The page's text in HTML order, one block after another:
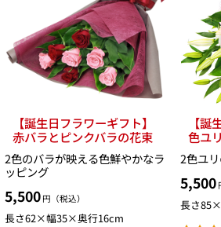
【誕生日フラワーギフト】
赤バラとピンクバラの花束
2色のバラが映える色鮮やかなラ
ッピング
5,500 円（税込）
長さ62×幅35×奥行16cm
【
色ユ
2色ユ
5,500
長さ